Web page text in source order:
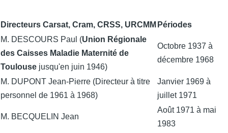
Directeurs Carsat, Cram, CRSS, URCMM Périodes
M. DESCOURS Paul (Union Régionale
des Caisses Maladie Maternité de
Toulouse jusqu'en juin 1946)
Octobre 1937 à
décembre 1968
M. DUPONT Jean-Pierre (Directeur à titre
personnel de 1961 à 1968)
Janvier 1969 à
juillet 1971
M. BECQUELIN Jean
Août 1971 à mai
1983